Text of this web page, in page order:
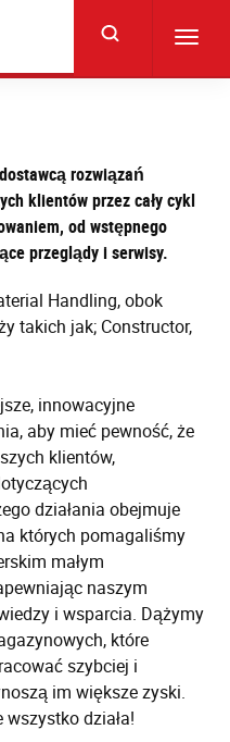
rozwiązań
klientów przez cały cykl
od wstępnego
przeglądy i serwisy.
Handling, obok
takich jak; Constructor,
innowacyjne
aby mieć pewność, że
klientów,
działania obejmuje
których pomagaliśmy
małym
naszym
i wsparcia. Dążymy
które
szybciej i
im większe zyski.
działa!